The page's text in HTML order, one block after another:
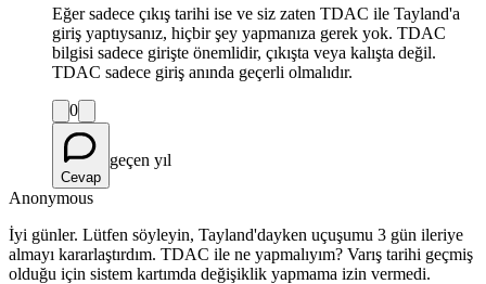
Eğer sadece çıkış tarihi ise ve siz zaten TDAC ile Tayland'a
giriş yaptıysanız, hiçbir şey yapmanıza gerek yok. TDAC
bilgisi sadece girişte önemlidir, çıkışta veya kalışta değil.
TDAC sadece giriş anında geçerli olmalıdır.
0
Cevap
geçen yıl
Anonymous
İyi günler. Lütfen söyleyin, Tayland'dayken uçuşumu 3 gün ileriye
almayı kararlaştırdım. TDAC ile ne yapmalıyım? Varış tarihi geçmiş
olduğu için sistem kartımda değişiklik yapmama izin vermedi.